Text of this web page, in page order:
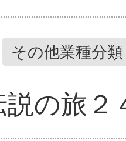
その他業種分類
の旅２